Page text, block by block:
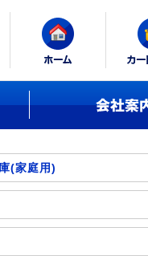
(家庭用)